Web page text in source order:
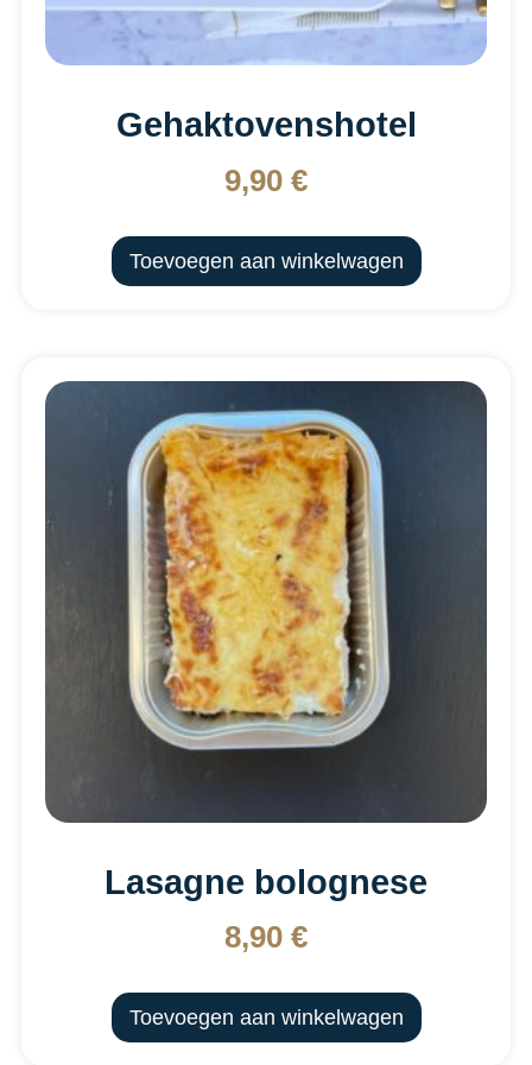
Gehaktovenshotel
9,90 €
Toevoegen aan winkelwagen
Lasagne bolognese
8,90 €
Toevoegen aan winkelwagen